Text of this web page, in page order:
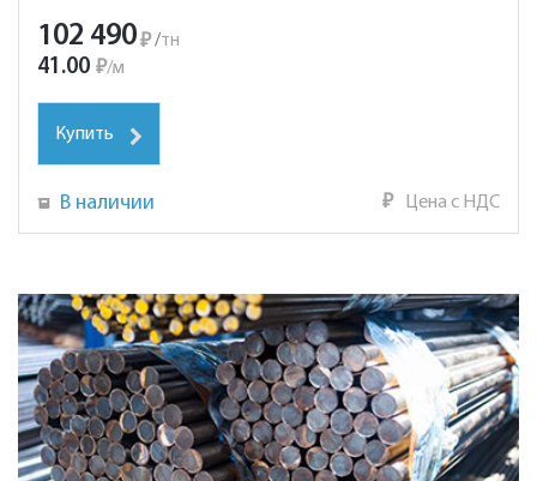
102 490₽ /тн
41.00 ₽/м
Купить
В наличии ₽ Цена с НДС